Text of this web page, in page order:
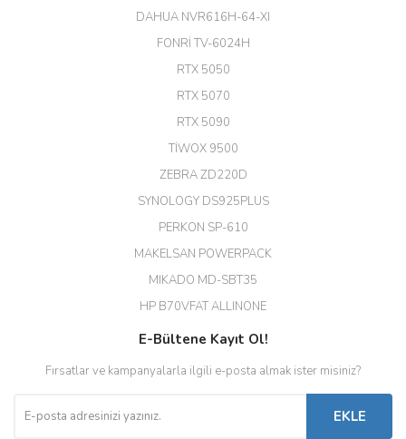
(HIKVISION DS-3E0326P-E/M(B)
EROL ÇAKMAK | 26/12/2025
Diğer yorumları göster
DAHUA NVR616H-64-XI
FONRİ TV-6024H
RTX 5050
RTX 5070
RTX 5090
TİWOX 9500
ZEBRA ZD220D
SYNOLOGY DS925PLUS
PERKON SP-610
MAKELSAN POWERPACK
MIKADO MD-SBT35
HP B70VFAT ALLINONE
E-Bültene Kayıt Ol!
Fırsatlar ve kampanyalarla ilgili e-posta almak ister misiniz?
EKLE